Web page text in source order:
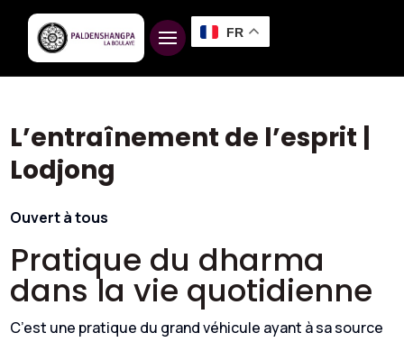
L’entraînement de l’esprit |
Lodjong
Ouvert à tous
Pratique du dharma
dans la vie quotidienne
C’est une pratique du grand véhicule ayant à sa source
FR